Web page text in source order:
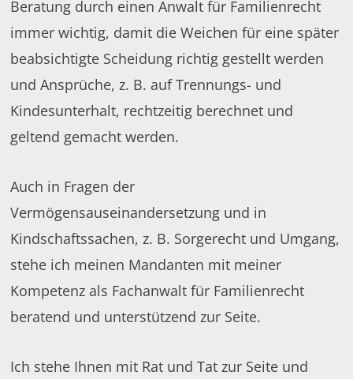
Beratung durch einen Anwalt für Familienrecht
immer wichtig, damit die Weichen für eine später
beabsichtigte Scheidung richtig gestellt werden
und Ansprüche, z. B. auf Trennungs- und
Kindesunterhalt, rechtzeitig berechnet und
geltend gemacht werden.
Auch in Fragen der
Vermögensauseinandersetzung und in
Kindschaftssachen, z. B. Sorgerecht und Umgang,
stehe ich meinen Mandanten mit meiner
Kompetenz als Fachanwalt für Familienrecht
beratend und unterstützend zur Seite.
Ich stehe Ihnen mit Rat und Tat zur Seite und